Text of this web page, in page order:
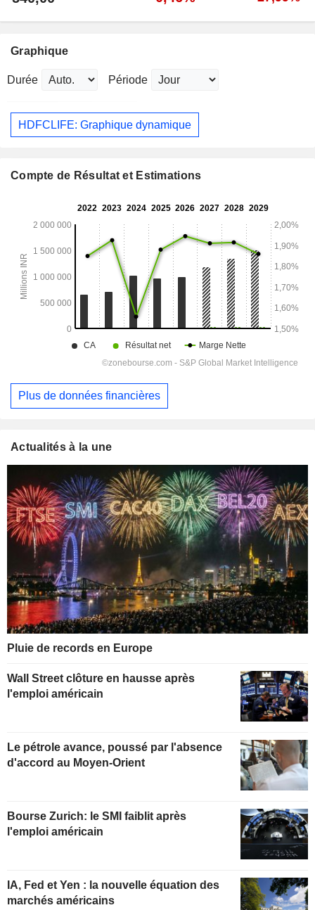
Graphique
Durée Période
HDFCLIFE: Graphique dynamique
Compte de Résultat et Estimations
Plus de données financières
Actualités à la une
Pluie de records en Europe
Wall Street clôture en hausse après
l'emploi américain
Le pétrole avance, poussé par l'absence
d'accord au Moyen-Orient
Bourse Zurich: le SMI faiblit après
l'emploi américain
IA, Fed et Yen : la nouvelle équation des
marchés américains